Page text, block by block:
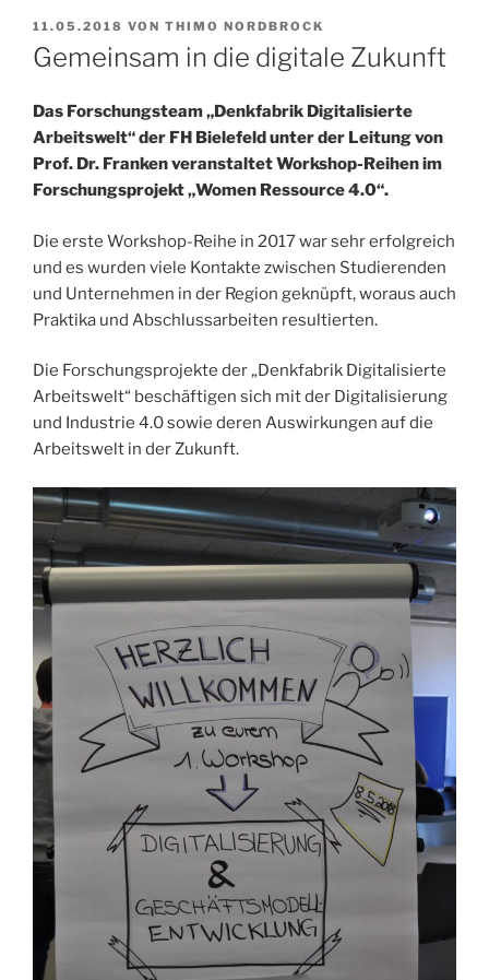
VERÖFFENTLICHT
AM
11.05.2018 VON THIMO NORDBROCK
Gemeinsam in die digitale Zukunft
Das Forschungsteam „Denkfabrik Digitalisierte
Arbeitswelt“ der FH Bielefeld unter der Leitung von
Prof. Dr. Franken veranstaltet Workshop-Reihen im
Forschungsprojekt „Women Ressource 4.0“.
Die erste Workshop-Reihe in 2017 war sehr erfolgreich
und es wurden viele Kontakte zwischen Studierenden
und Unternehmen in der Region geknüpft, woraus auch
Praktika und Abschlussarbeiten resultierten.
Die Forschungsprojekte der „Denkfabrik Digitalisierte
Arbeitswelt“ beschäftigen sich mit der Digitalisierung
und Industrie 4.0 sowie deren Auswirkungen auf die
Arbeitswelt in der Zukunft.